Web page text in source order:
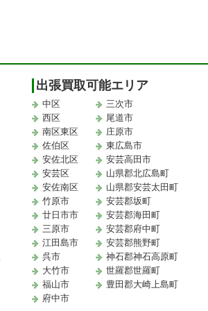
出張買取可能エリア
中区
西区
南区東区
佐伯区
安佐北区
安芸区
安佐南区
竹原市
廿日市市
三原市
江田島市
呉市
大竹市
福山市
府中市
三次市
尾道市
庄原市
東広島市
安芸高田市
山県郡北広島町
山県郡安芸太田町
安芸郡坂町
安芸郡海田町
安芸郡府中町
安芸郡熊野町
神石郡神石高原町
世羅郡世羅町
豊田郡大崎上島町